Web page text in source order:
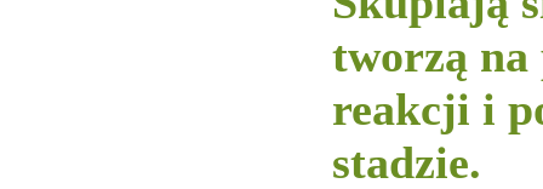
tworzą na
reakcji i
stadzie.